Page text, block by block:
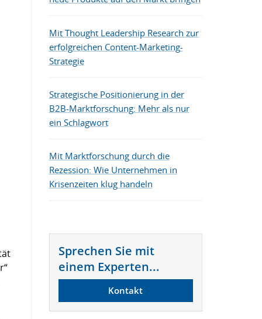
Mit Thought Leadership Research zur
erfolgreichen Content-Marketing-
Strategie
Strategische Positionierung in der
B2B-Marktforschung: Mehr als nur
ein Schlagwort
Mit Marktforschung durch die
Rezession: Wie Unternehmen in
Krisenzeiten klug handeln
Sprechen Sie mit
einem Experten...
Kontakt